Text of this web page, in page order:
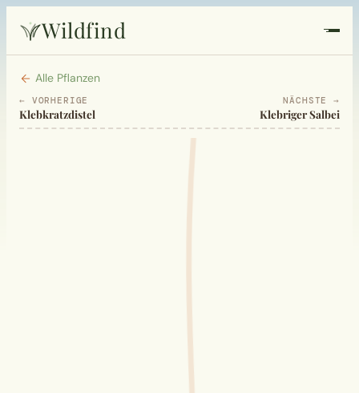
Wildfind
Startseite
Pflanzen
Alle Pflanzen
← VORHERIGE
Klebkratzdistel
NÄCHSTE →
Klebriger Salbei